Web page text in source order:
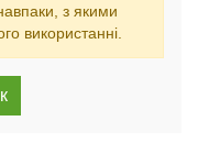
з якими
використанні.